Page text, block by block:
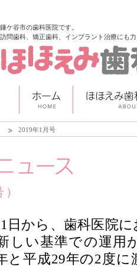
鎌ケ谷市の歯科医院です。
訪問歯科、矯正歯科、インプラント治療にも
2019年1月号
日から、歯科医院
しい基準での運用
と平成29年の2度に